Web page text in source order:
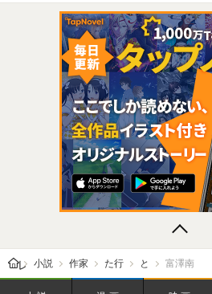
レビューン トップ
小説 作家 た行 と 富澤南